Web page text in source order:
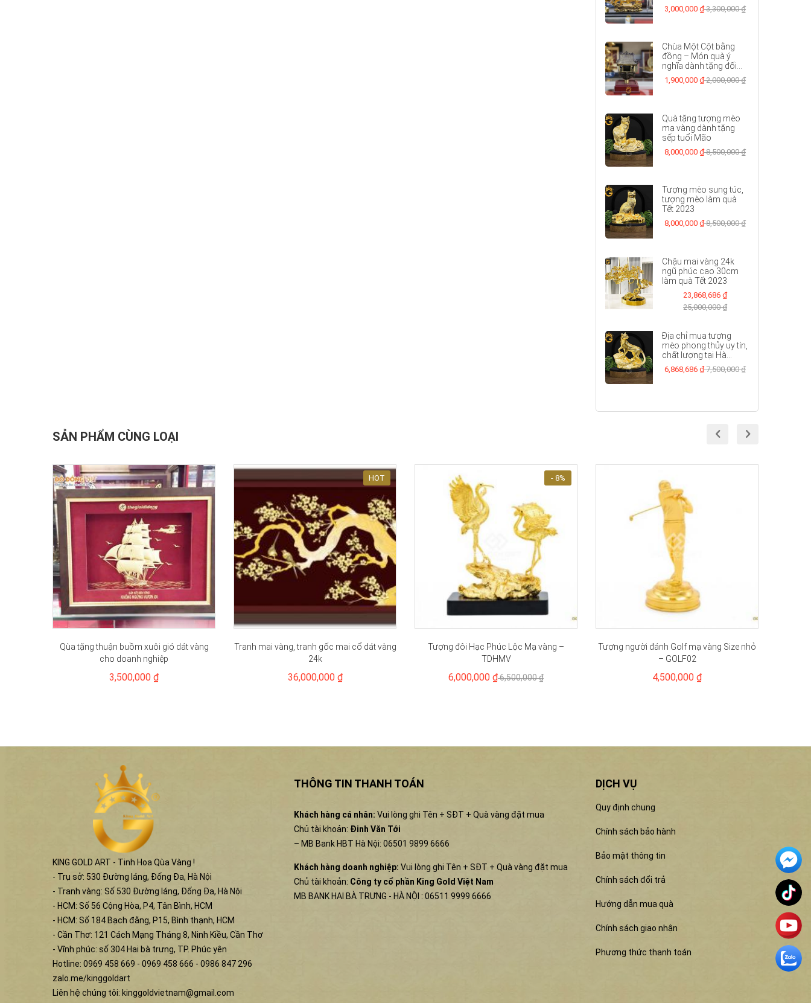
3,000,000 ₫3,300,000 ₫
Chùa Một Cột bằng
đồng – Món quà ý
nghĩa dành tặng đối...
1,900,000 ₫2,000,000 ₫
Quà tặng tượng mèo
mạ vàng dành tặng
sếp tuổi Mão
8,000,000 ₫8,500,000 ₫
Tượng mèo sung túc,
tượng mèo làm quà
Tết 2023
8,000,000 ₫8,500,000 ₫
Chậu mai vàng 24k
ngũ phúc cao 30cm
làm quà Tết 2023
23,868,686 ₫
25,000,000 ₫
Địa chỉ mua tượng
mèo phong thủy uy tín,
chất lượng tại Hà...
6,868,686 ₫7,500,000 ₫
SẢN PHẨM CÙNG LOẠI
Qùa tặng thuận buồm xuôi gió dát vàng
cho doanh nghiệp
3,500,000 ₫
HOT
Tranh mai vàng, tranh gốc mai cổ dát vàng
24k
36,000,000 ₫
- 8%
Tượng đôi Hạc Phúc Lộc Mạ vàng –
TDHMV
6,000,000 ₫6,500,000 ₫
Tượng người đánh Golf mạ vàng Size nhỏ
– GOLF02
4,500,000 ₫
next
KING GOLD ART - Tinh Hoa Qùa Vàng !
- Trụ sở: 530 Đường láng, Đống Đa, Hà Nội
- Tranh vàng: Số 530 Đường láng, Đống Đa, Hà Nội
- HCM: Số 56 Cộng Hòa, P4, Tân Bình, HCM
- HCM: Số 184 Bạch đằng, P15, Bình thạnh, HCM
- Cần Thơ: 121 Cách Mạng Tháng 8, Ninh Kiều, Cần Thơ
- Vĩnh phúc: số 304 Hai bà trưng, TP. Phúc yên
Hotline: 0969 458 669 - 0969 458 666 - 0986 847 296
zalo.me/kinggoldart
Liên hệ chúng tôi: kinggoldvietnam@gmail.com
THÔNG TIN THANH TOÁN
Khách hàng cá nhân: Vui lòng ghi Tên + SĐT + Quà vàng đặt mua
Chủ tài khoản: Đinh Văn Tới
– MB Bank HBT Hà Nội: 06501 9899 6666
Khách hàng doanh nghiệp: Vui lòng ghi Tên + SĐT + Quà vàng đặt mua
Chủ tài khoản: Công ty cổ phần King Gold Việt Nam
MB BANK HAI BÀ TRƯNG - HÀ NỘI : 06511 9999 6666
DỊCH VỤ
Quy định chung
Chính sách bảo hành
Bảo mật thông tin
Chính sách đổi trả
Hướng dẫn mua quà
Chính sách giao nhận
Phương thức thanh toán